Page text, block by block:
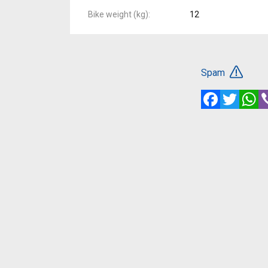
Bike weight (kg) 12
Spam
FacebookTwitter